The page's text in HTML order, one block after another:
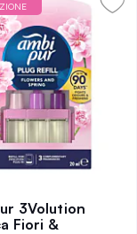
3Volution
Fiori &